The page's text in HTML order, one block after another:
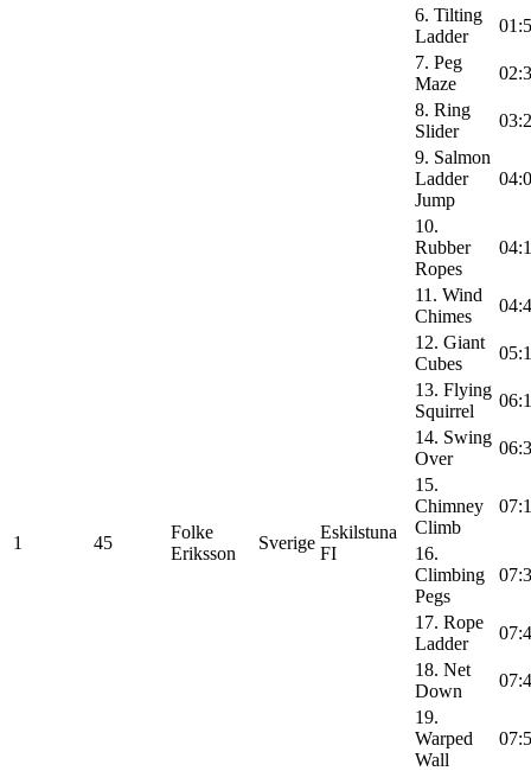
1 45
Folke
Eriksson
Sverige
Eskilstuna
FI
6. Tilting
Ladder
7. Peg
Maze
8. Ring
Slider
9. Salmon
Ladder
Jump
10.
Rubber
Ropes
11. Wind
Chimes
12. Giant
Cubes
13. Flying
Squirrel
14. Swing
Over
15.
Chimney
Climb
16.
Climbing
Pegs
17. Rope
Ladder
18. Net
Down
19.
Warped
Wall